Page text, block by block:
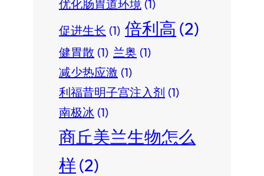
优化肠胃道环境 (1)
促进生长 (1) 倍利高(2)
健胃散 (1) 兰奥 (1)
减少热应激 (1)
利福昔明子宫注入剂 (1)
南极冰 (1)
商丘美兰生物怎么
样(2)